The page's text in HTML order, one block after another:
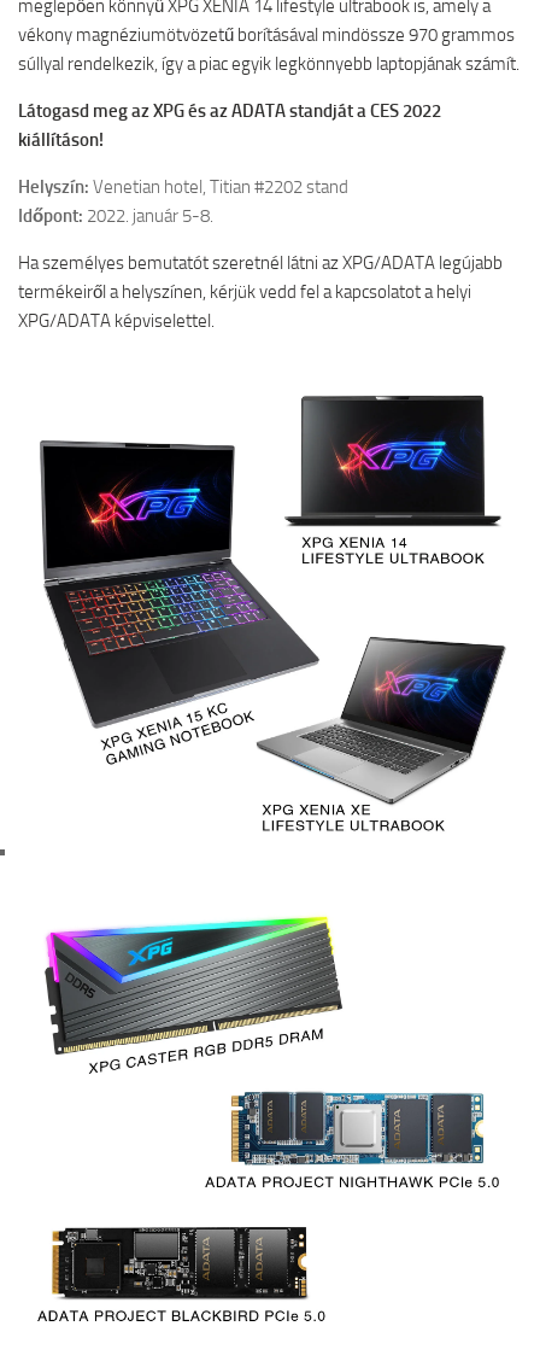
meglepően könnyű XPG XENIA 14 lifestyle ultrabook is, amely a
vékony magnéziumötvözetű borításával mindössze 970 grammos
súllyal rendelkezik, így a piac egyik legkönnyebb laptopjának számít.
Látogasd meg az XPG és az ADATA standját a CES 2022
kiállításon!
Helyszín: Venetian hotel, Titian #2202 stand
Időpont: 2022. január 5-8.
Ha személyes bemutatót szeretnél látni az XPG/ADATA legújabb
termékeiről a helyszínen, kérjük vedd fel a kapcsolatot a helyi
XPG/ADATA képviselettel.